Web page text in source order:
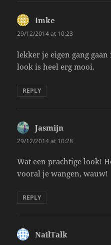
Imke
29/12/2014 at 10:23
lekker je eigen gang
look is heel erg mooi.
REPLY
Jasmijn
29/12/2014 at 10:28
Wat een prachtige look!
vooral je wangen, wauw!
REPLY
NailTalk